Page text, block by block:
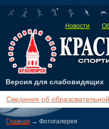
Новости
Версия для слабовидящих
Сведения об
Главная → Фотогалерея